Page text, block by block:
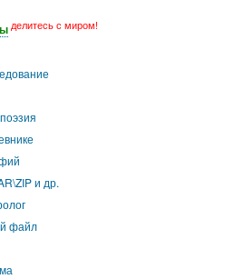
делитесь с миром!
и др.
файл